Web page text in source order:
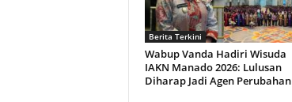
Berita Terkini
Wabup Vanda Hadiri Wisuda
IAKN Manado 2026: Lulusan
Diharap Jadi Agen Perubahan